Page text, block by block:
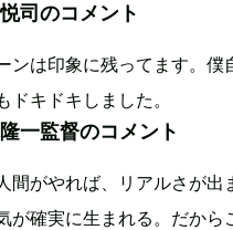
司のコメント
ンは印象に残ってます。
ドキドキしました。
一監督のコメント
間がやれば、リアルさが出
が確実に生まれる。だか